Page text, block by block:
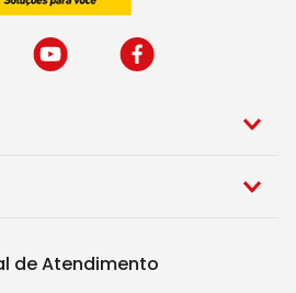
de Atendimento